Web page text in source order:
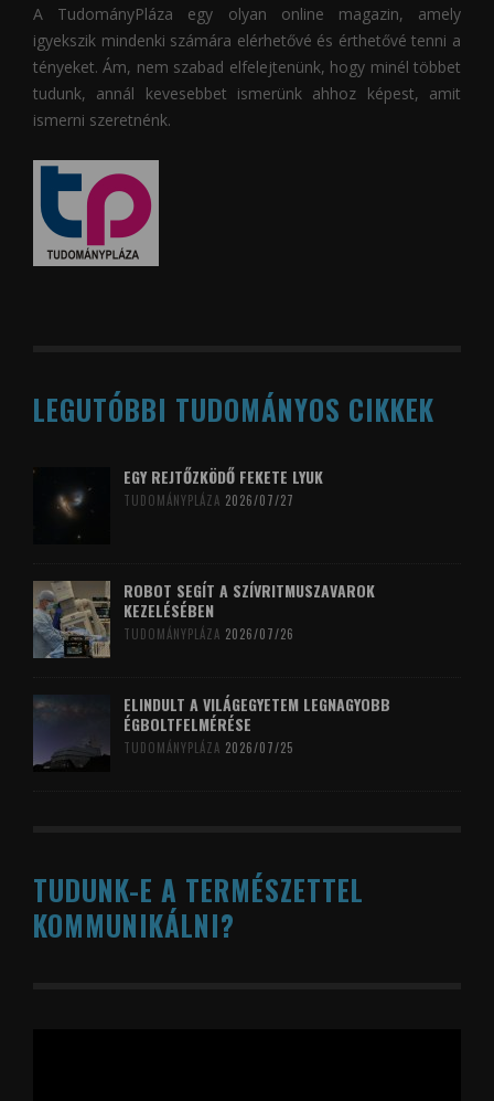
A TudományPláza egy olyan online magazin, amely
igyekszik mindenki számára elérhetővé és érthetővé tenni a
tényeket. Ám, nem szabad elfelejtenünk, hogy minél többet
tudunk, annál kevesebbet ismerünk ahhoz képest, amit
ismerni szeretnénk.
LEGUTÓBBI TUDOMÁNYOS CIKKEK
EGY REJTŐZKÖDŐ FEKETE LYUK
TUDOMÁNYPLÁZA 2026/07/27
ROBOT SEGÍT A SZÍVRITMUSZAVAROK
KEZELÉSÉBEN
TUDOMÁNYPLÁZA 2026/07/26
ELINDULT A VILÁGEGYETEM LEGNAGYOBB
ÉGBOLTFELMÉRÉSE
TUDOMÁNYPLÁZA 2026/07/25
TUDUNK-E A TERMÉSZETTEL
KOMMUNIKÁLNI?